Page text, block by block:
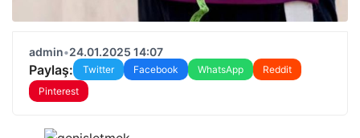
admin•24.01.2025 14:07
Paylaş: Twitter Facebook WhatsApp
Reddit
Pinterest